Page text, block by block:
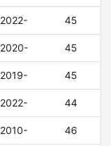
2022- 45
2020- 45
2019- 45
2022- 44
2010- 46